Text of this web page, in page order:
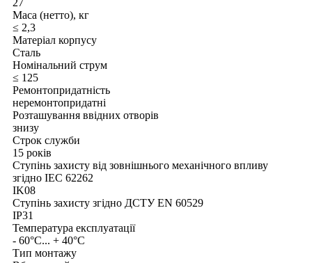
27
Маса (нетто), кг
≤ 2,3
Матеріал корпусу
Сталь
Номінальний струм
≤ 125
Ремонтопридатність
неремонтопридатні
Розташування ввідних отворів
знизу
Строк служби
15 років
Ступінь захисту від зовнішнього механічного впливу
згідно IEC 62262
IK08
Ступінь захисту згідно ДСТУ EN 60529
IP31
Температура експлуатації
- 60°C... + 40°C
Тип монтажу